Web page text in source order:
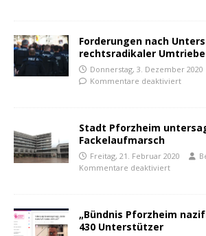
Forderungen nach
rechtsradikaler
Donnerstag, 3. Dezember 2020
Kommentare deaktiviert
Stadt Pforzheim
Fackelaufmarsch
Freitag, 21. Februar 2020
Kommentare deaktiviert
„Bündnis Pforzheim
430 Unterstützer